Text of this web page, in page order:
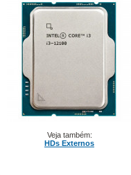
Veja também:
HDs Externos